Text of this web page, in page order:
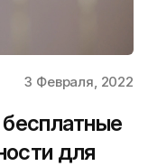
3 Февраля, 2022
для